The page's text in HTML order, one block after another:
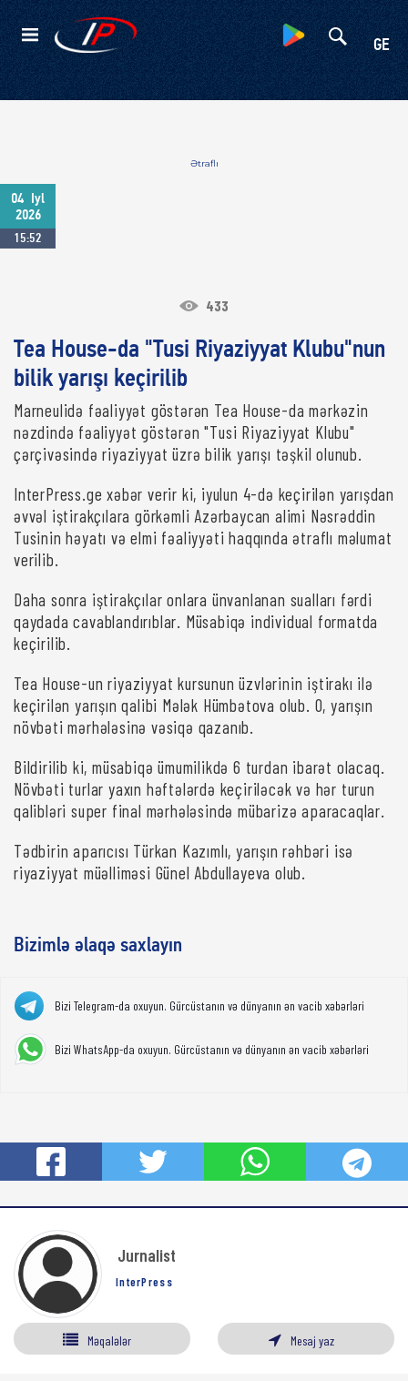
GE
Kateqoriyalar
Ətraflı
04
Iyl
2026
15:52
433
Tea House-da "Tusi Riyaziyyat Klubu"nun
bilik yarışı keçirilib
Marneulidə fəaliyyət göstərən Tea House-da mərkəzin
nəzdində fəaliyyət göstərən "Tusi Riyaziyyat Klubu"
çərçivəsində riyaziyyat üzrə bilik yarışı təşkil olunub.
InterPress.ge xəbər verir ki, iyulun 4-də keçirilən yarışdan
əvvəl iştirakçılara görkəmli Azərbaycan alimi Nəsrəddin
Tusinin həyatı və elmi fəaliyyəti haqqında ətraflı məlumat
verilib.
Daha sonra iştirakçılar onlara ünvanlanan sualları fərdi
qaydada cavablandırıblar. Müsabiqə individual formatda
keçirilib.
Tea House-un riyaziyyat kursunun üzvlərinin iştirakı ilə
keçirilən yarışın qalibi Mələk Hümbətova olub. O, yarışın
növbəti mərhələsinə vəsiqə qazanıb.
Bildirilib ki, müsabiqə ümumilikdə 6 turdan ibarət olacaq.
Növbəti turlar yaxın həftələrdə keçiriləcək və hər turun
qalibləri super final mərhələsində mübarizə aparacaqlar.
Tədbirin aparıcısı Türkan Kazımlı, yarışın rəhbəri isə
riyaziyyat müəlliməsi Günel Abdullayeva olub.
Bizimlə əlaqə saxlayın
Bizi Telegram-da oxuyun. Gürcüstanın və dünyanın ən vacib xəbərləri
Bizi WhatsApp-da oxuyun. Gürcüstanın və dünyanın ən vacib xəbərləri
Jurnalist
InterPress
Məqalələr Mesaj yaz